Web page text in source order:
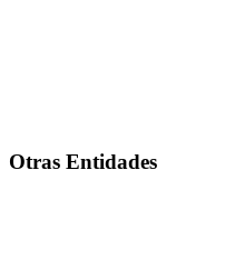
Otras Entidades